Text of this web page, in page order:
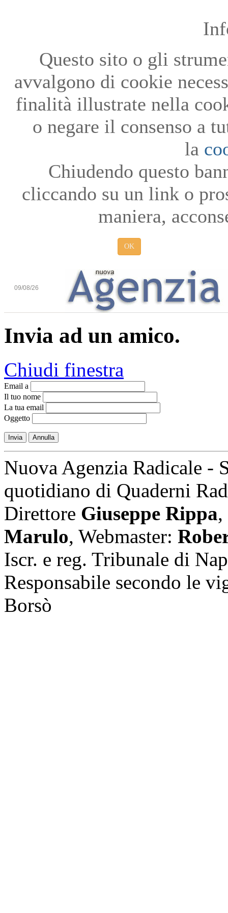
Questo sito o gli
avvalgono di cookie
finalità illustrate nella
o negare il consenso a
la
Chiudendo questo
cliccando su un link o
maniera,
OK
09/08/26
Invia ad un amico.
Chiudi finestra
Email a
Il tuo nome
La tua email
Oggetto
Invia Annulla
Nuova Agenzia Radicale -
quotidiano di Quaderni
Direttore Giuseppe Rippa,
Marulo, Webmaster:
Iscr. e reg. Tribunale di
Responsabile secondo le
Borsò